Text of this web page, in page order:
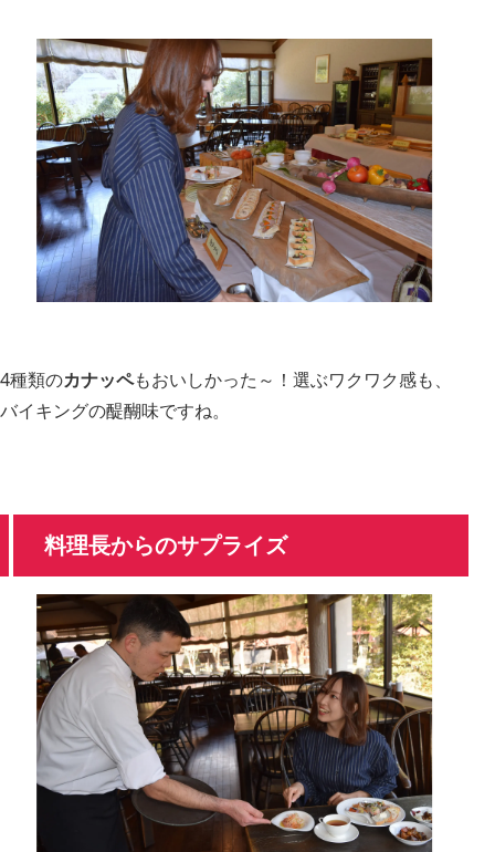
4種類のカナッペもおいしかった～！選ぶワクワク感も、
バイキングの醍醐味ですね。
料理長からのサプライズ